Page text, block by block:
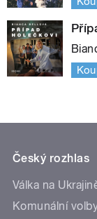
Český rozhlas
Válka na
Komunální